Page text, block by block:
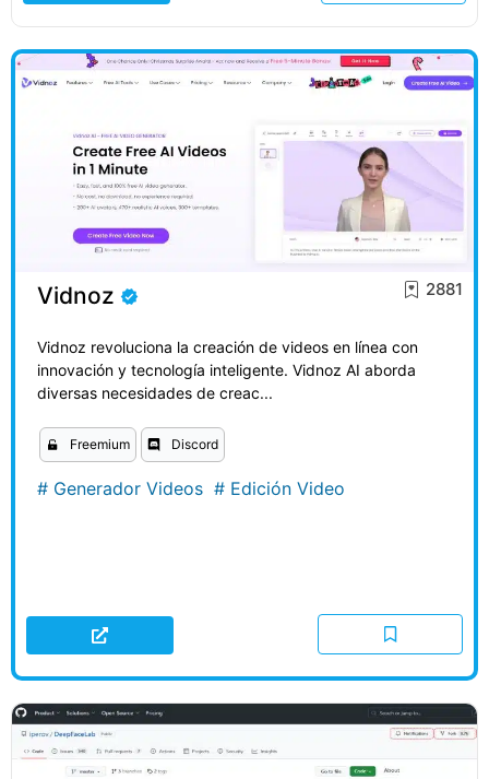
Vidnoz 2881
Vidnoz revoluciona la creación de videos en línea con
innovación y tecnología inteligente. Vidnoz AI aborda
diversas necesidades de creac...
Freemium Discord
# Generador Videos # Edición Video